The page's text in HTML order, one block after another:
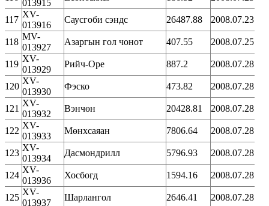
013915
117
XV-
013916
Саусгоби сэндс 26487.88 2008.07.23
118
MV-
013927
Азаргын гол чонот 407.55 2008.07.25
119
XV-
013929
Рийч-Оре 887.2 2008.07.28
120
XV-
013930
Фэско 473.82 2008.07.28
121
XV-
013932
Вэнчөн 20428.81 2008.07.28
122
XV-
013933
Мөнхсаяан 7806.64 2008.07.28
123
XV-
013934
Дасмондрилл 5796.93 2008.07.28
124
XV-
013936
Хосбогд 1594.16 2008.07.28
125
XV-
013937
Шарлангол 2646.41 2008.07.28